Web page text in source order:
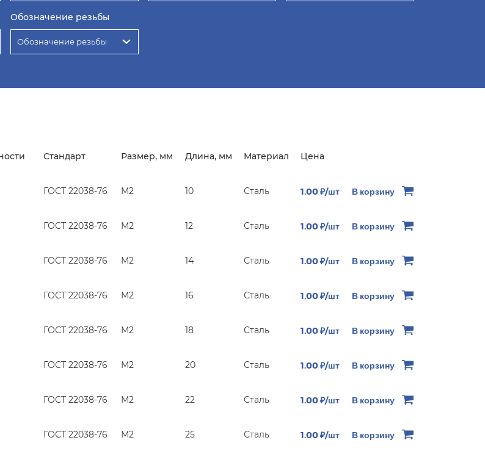
Обозначение резьбы
Обозначение резьбы
Стандарт Размер, мм Длина, мм Материал Цена
ГОСТ 22038-76 М2 10 Сталь 1.00 ₽/шт В корзину
ГОСТ 22038-76 М2 12 Сталь 1.00 ₽/шт В корзину
ГОСТ 22038-76 М2 14 Сталь 1.00 ₽/шт В корзину
ГОСТ 22038-76 М2 16 Сталь 1.00 ₽/шт В корзину
ГОСТ 22038-76 М2 18 Сталь 1.00 ₽/шт В корзину
ГОСТ 22038-76 М2 20 Сталь 1.00 ₽/шт В корзину
ГОСТ 22038-76 М2 22 Сталь 1.00 ₽/шт В корзину
ГОСТ 22038-76 М2 25 Сталь 1.00 ₽/шт В корзину